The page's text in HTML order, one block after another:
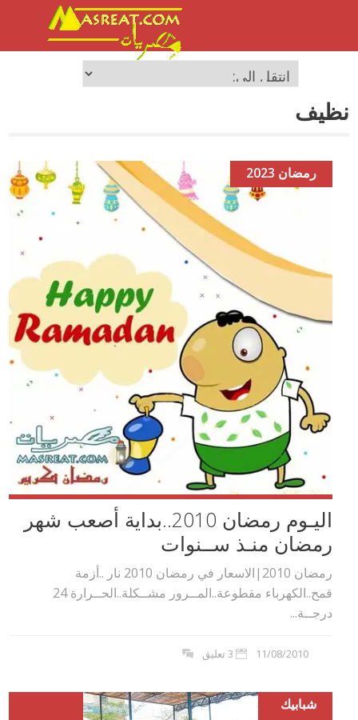
نظيف
رمضان 2023
اليـوم رمضان 2010..بداية أصعب شهر
رمضان منـذ ســنوات
رمضان 2010|الاسعار في رمضان 2010 نار ..أزمة
قمح..الكهرباء مقطوعة..المــرور مشــكلة..الحــرارة 24
درجــة...
11/08/2010 3 تعليق
شبابيك